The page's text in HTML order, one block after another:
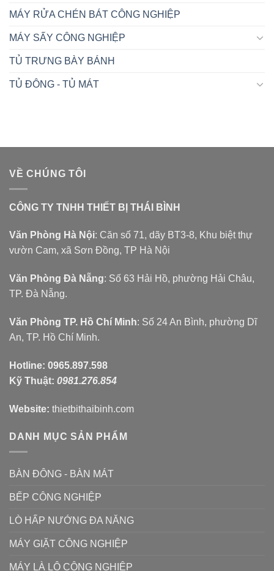
MÁY RỬA CHÉN BÁT CÔNG NGHIỆP
MÁY SẤY CÔNG NGHIỆP
TỦ TRƯNG BÀY BÁNH
TỦ ĐÔNG - TỦ MÁT
VỀ CHÚNG TÔI
CÔNG TY TNHH THIẾT BỊ THÁI BÌNH
Văn Phòng Hà Nội: Căn số 71, dãy BT3-8, Khu biệt thự
vườn Cam, xã Sơn Đồng, TP Hà Nội
Văn Phòng Đà Nẵng: Số 63 Hải Hồ, phường Hải Châu,
TP. Đà Nẵng.
Văn Phòng TP. Hồ Chí Minh: Số 24 An Bình, phường Dĩ
An, TP. Hồ Chí Minh.
Hotline: 0965.897.598
Kỹ Thuật: 0981.276.854
Website: thietbithaibinh.com
DANH MỤC SẢN PHẨM
BÀN ĐÔNG - BÀN MÁT
BẾP CÔNG NGHIỆP
LÒ HẤP NƯỚNG ĐA NĂNG
MÁY GIẶT CÔNG NGHIỆP
MÁY LÀ LÔ CÔNG NGHIỆP